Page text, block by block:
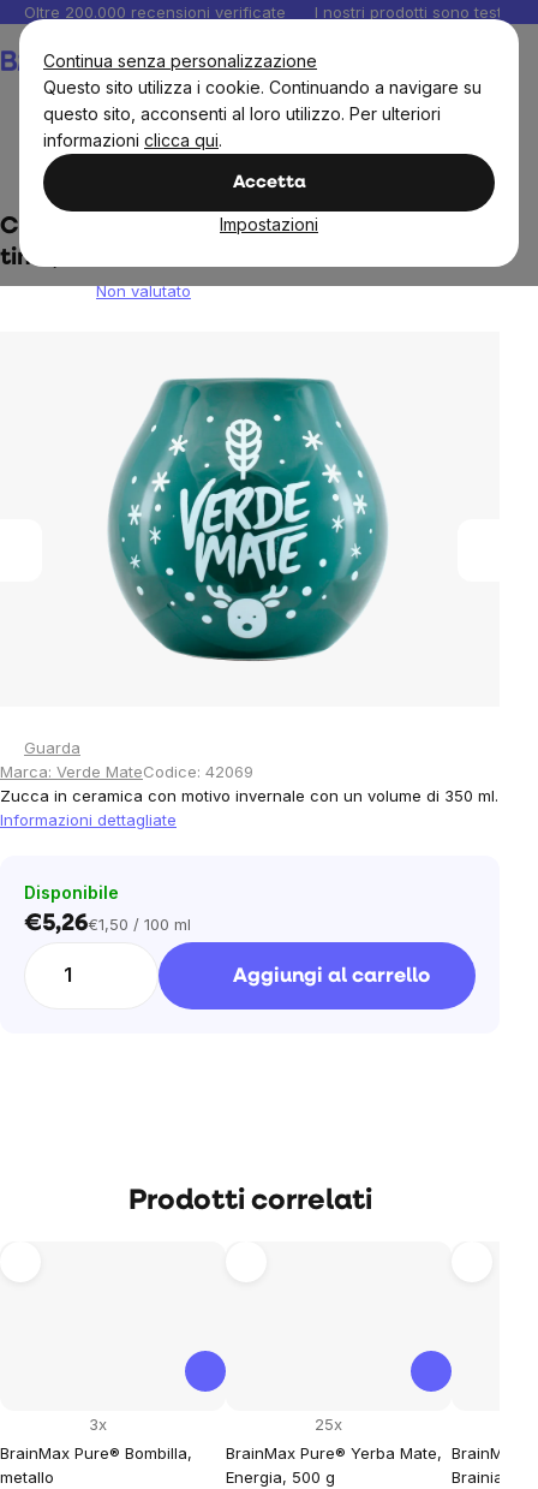
Continua senza personalizzazione
Questo sito utilizza i cookie. Continuando a navigare su
questo sito, acconsenti al loro utilizzo. Per ulteriori
informazioni clicca qui.
Accetta
Impostazioni
Salta
contenuto
Oltre 200.000 recensioni verificate I nostri prodotti sono testati
Accessori per il tè Calabastia
Calabash in ceramica Verde Mate Winter
time, 350 ml
Non valutato
Guarda
Marca: Verde MateCodice: 42069
Zucca in ceramica con motivo invernale con un volume di 350 ml.
Informazioni dettagliate
Disponibile
€5,26Prezzo
€1,50 / 100 ml
Aggiungi al carrello
Prodotti correlati
BrainMax Pure® Bombilla,
metallo
3x
BrainMax Pure® Yerba Mate,
Energia, 500 g
25x
BrainMax
Brainiac,